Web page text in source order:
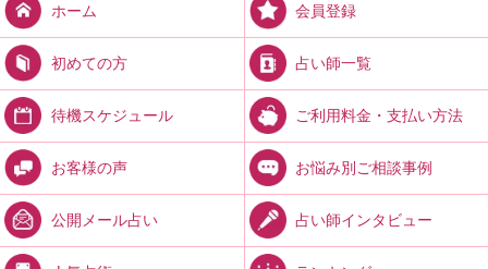
ホーム 会員登録
初めての方 占い師一覧
待機スケジュール ご利用料金・支払い方法
お客様の声 お悩み別ご相談事例
公開メール占い 占い師インタビュー